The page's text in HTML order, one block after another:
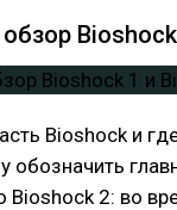
Bioshock и
обозначить
Bioshock 2: во